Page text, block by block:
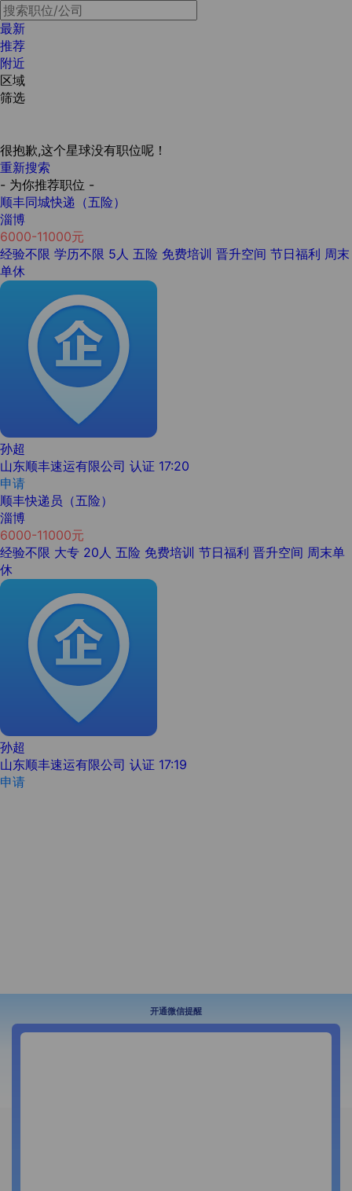
最新
推荐
附近
区域
筛选
很抱歉,这个星球没有职位呢！
重新搜索
- 为你推荐职位 -
顺丰同城快递（五险）
淄博
6000-11000元
经验不限 学历不限 5人 五险 免费培训 晋升空间 节日福利 周末
单休
孙超
山东顺丰速运有限公司 认证 17:20
申请
顺丰快递员（五险）
淄博
6000-11000元
经验不限 大专 20人 五险 免费培训 节日福利 晋升空间 周末单
休
孙超
山东顺丰速运有限公司 认证 17:19
申请
开通微信提醒